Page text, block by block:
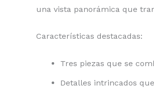
una vista panorámica que
Características destacadas:
Tres piezas que se
Detalles intrincados